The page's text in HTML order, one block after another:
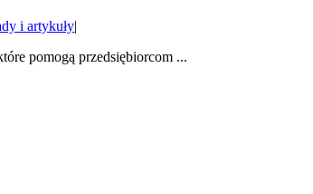
i artykuły|
pomogą przedsiębiorcom ...